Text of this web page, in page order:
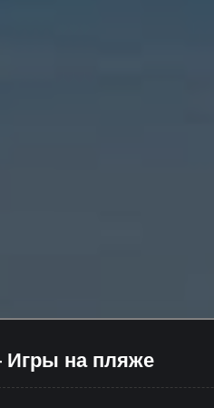
Игры на пляже